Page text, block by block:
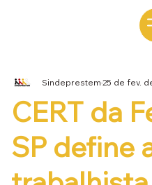
CERT da
SP define
Sindeprestem25 de fev.